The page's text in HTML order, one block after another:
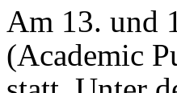
Am 13. und
(Academic